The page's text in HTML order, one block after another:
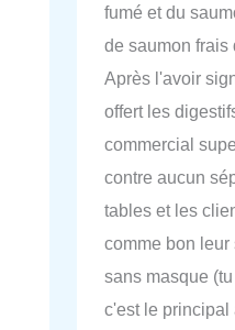
fumé et du
de saumon frais
Après l'avoir
offert les
commercial
contre aucun
tables et les
comme bon leur
sans masque
c'est le principal